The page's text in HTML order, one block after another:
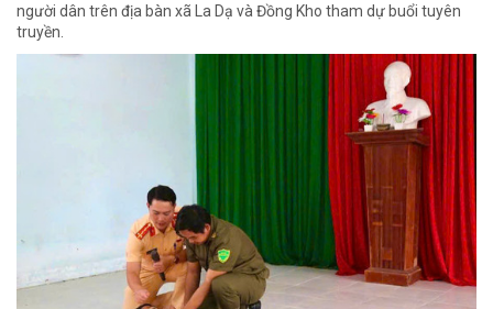
người dân trên địa bàn xã La Dạ và Đồng Kho tham dự buổi tuyên
truyền.